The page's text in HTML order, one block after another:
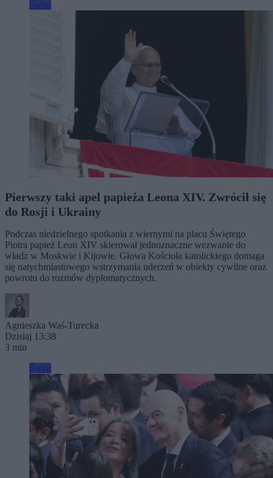
Pierwszy taki apel papieża Leona XIV. Zwrócił się
do Rosji i Ukrainy
Podczas niedzielnego spotkania z wiernymi na placu Świętego
Piotra papież Leon XIV skierował jednoznaczne wezwanie do
władz w Moskwie i Kijowie. Głowa Kościoła katolickiego domaga
się natychmiastowego wstrzymania uderzeń w obiekty cywilne oraz
powrotu do rozmów dyplomatycznych.
Agnieszka Waś-Turecka
Dzisiaj 13:38
3 min